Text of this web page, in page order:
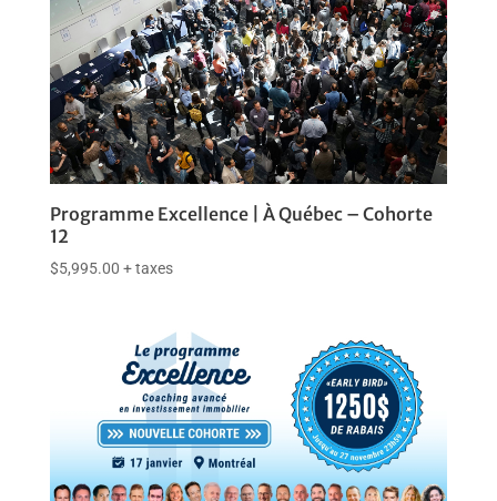
Programme Excellence | À Québec – Cohorte
12
$5,995.00 + taxes